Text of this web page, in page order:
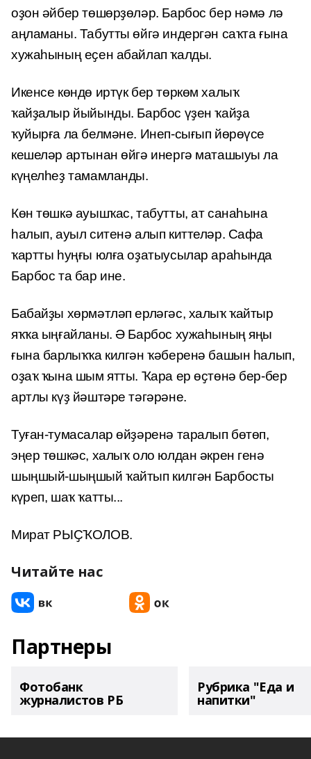
оҙон әйбер төшөрҙөләр. Барбос бер нәмә лә
аңламаны. Табутты өйгә индергән саҡта ғына
хужаһының еҫен абайлап ҡалды.
Икенсе көндө иртүк бер төркөм халыҡ
ҡайҙалыр йыйынды. Барбос үҙен ҡайҙа
ҡуйырға ла белмәне. Инеп-сығып йөрөүсе
кешеләр артынан өйгә инергә маташыуы ла
күңелһеҙ тамамланды.
Көн төшкә ауышҡас, табутты, ат санаһына
һалып, ауыл ситенә алып киттеләр. Сафа
ҡартты һуңғы юлға оҙатыусылар араһында
Барбос та бар ине.
Бабайҙы хөрмәтләп ерләгәс, халыҡ ҡайтыр
яҡҡа ыңғайланы. Ә Барбос хужаһының яңы
ғына барлыҡҡа килгән ҡәберенә башын һалып,
оҙаҡ ҡына шым ятты. Ҡара ер өҫтөнә бер-бер
артлы күҙ йәштәре тәгәрәне.
Туған-тумасалар өйҙәренә таралып бөтөп,
эңер төшкәс, халыҡ оло юлдан әкрен генә
шыңшый-шыңшый ҡайтып килгән Барбосты
күреп, шаҡ ҡатты...
Мират РЫҪҠОЛОВ.
Читайте нас
Партнеры
Фотобанк
журналистов РБ
Рубрика "Еда и
напитки"